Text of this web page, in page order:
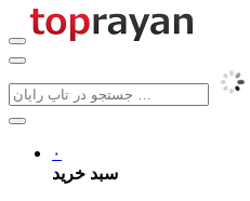
۰
سبد خرید